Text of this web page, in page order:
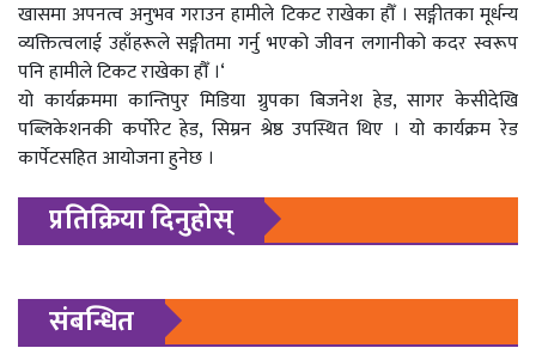
खासमा अपनत्व अनुभव गराउन हामीले टिकट राखेका हौँ । सङ्गीतका मूर्धन्य
व्यक्तित्वलाई उहाँहरूले सङ्गीतमा गर्नु भएको जीवन लगानीको कदर स्वरूप
पनि हामीले टिकट राखेका हौँ ।‘
यो कार्यक्रममा कान्तिपुर मिडिया ग्रुपका बिजनेश हेड, सागर केसीदेखि
पब्लिकेशनकी कर्पोरेट हेड, सिम्रन श्रेष्ठ उपस्थित थिए । यो कार्यक्रम रेड
कार्पेटसहित आयोजना हुनेछ ।
प्रतिक्रिया दिनुहोस्
संबन्धित